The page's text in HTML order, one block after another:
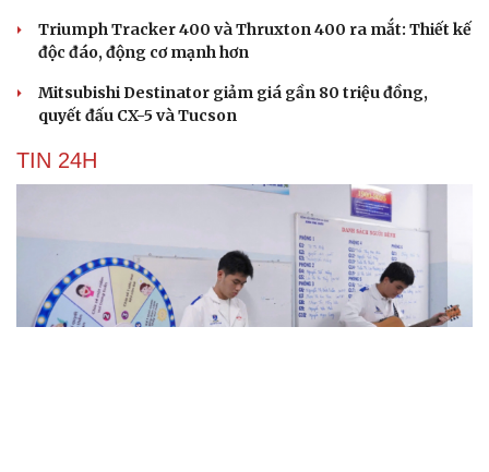
Triumph Tracker 400 và Thruxton 400 ra mắt: Thiết kế
độc đáo, động cơ mạnh hơn
Mitsubishi Destinator giảm giá gần 80 triệu đồng,
quyết đấu CX-5 và Tucson
TIN 24H